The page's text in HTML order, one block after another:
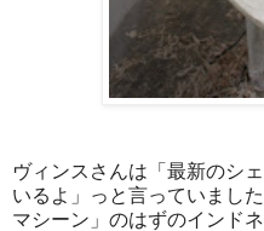
ヴィンスさんは「最新のシ
いるよ」っと言っていまし
マシーン」のはずのインド